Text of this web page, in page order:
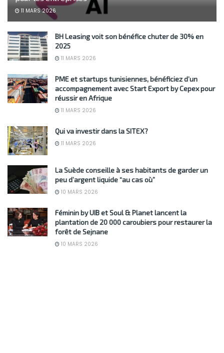
11 MARS 2026
BH Leasing voit son bénéfice chuter de 30% en
2025
11 MARS 2026
PME et startups tunisiennes, bénéficiez d’un
accompagnement avec Start Export by Cepex pour
réussir en Afrique
11 MARS 2026
Qui va investir dans la SITEX?
11 MARS 2026
La Suède conseille à ses habitants de garder un
peu d’argent liquide “au cas où”
10 MARS 2026
Féminin by UIB et Soul & Planet lancent la
plantation de 20 000 caroubiers pour restaurer la
forêt de Sejnane
10 MARS 2026